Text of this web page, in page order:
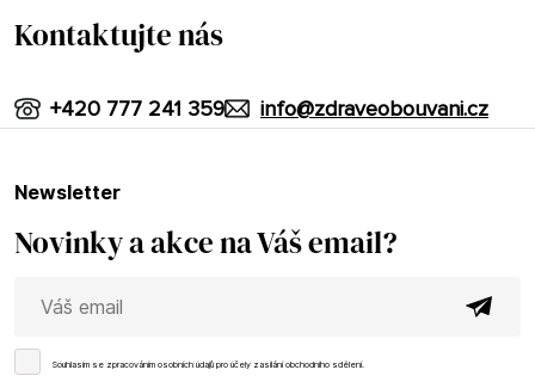
Kontaktujte nás
info@zdraveobouvani.cz
+420 777 241 359
newsletter
Novinky a akce na Váš email?
Souhlasím se zpracováním osobních údajů pro účely zasílání obchodního sdělení.